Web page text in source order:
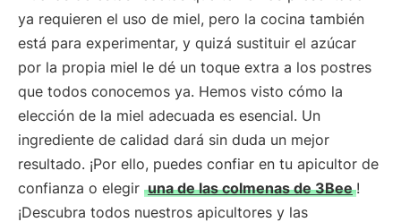
ya requieren el uso de miel, pero la cocina también
está para experimentar, y quizá sustituir el azúcar
por la propia miel le dé un toque extra a los postres
que todos conocemos ya. Hemos visto cómo la
elección de la miel adecuada es esencial. Un
ingrediente de calidad dará sin duda un mejor
resultado. ¡Por ello, puedes confiar en tu apicultor de
confianza o elegir una de las colmenas de 3Bee !
¡Descubra todos nuestros apicultores y las